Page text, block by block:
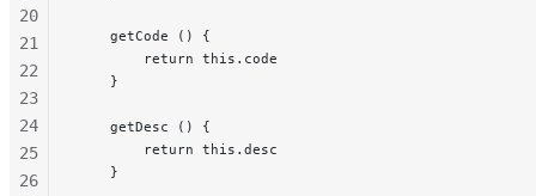
    getCode () {
        return this.code
    }
    getDesc () {
        return this.desc
    }
20
21
22
23
24
25
26